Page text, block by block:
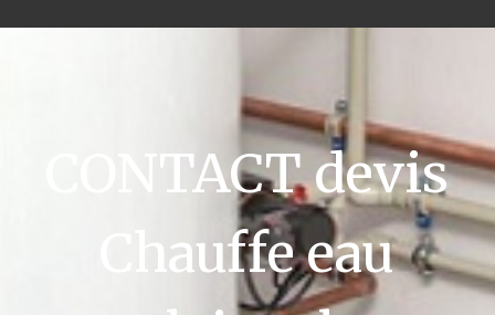
CONTACT devis
Chauffe eau